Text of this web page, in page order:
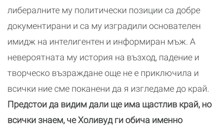
либералните му политически позиции са добре
документирани и са му изградили основателен
имидж на интелигентен и информиран мъж. А
невероятната му история на възход, падение и
творческо възраждане още не е приключила и
всички ние сме поканени да я изгледаме до край.
Предстои да видим дали ще има щастлив край, но
всички знаем, че Холивуд ги обича именно